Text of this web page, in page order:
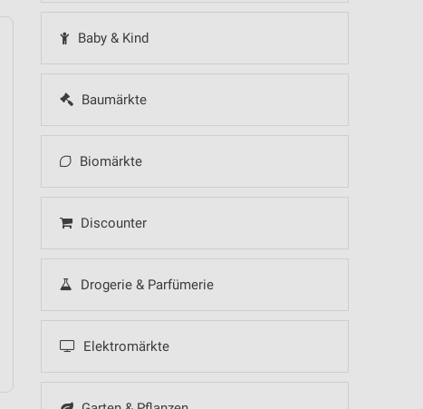
Baby & Kind
Baumärkte
Biomärkte
Discounter
Drogerie & Parfümerie
Elektromärkte